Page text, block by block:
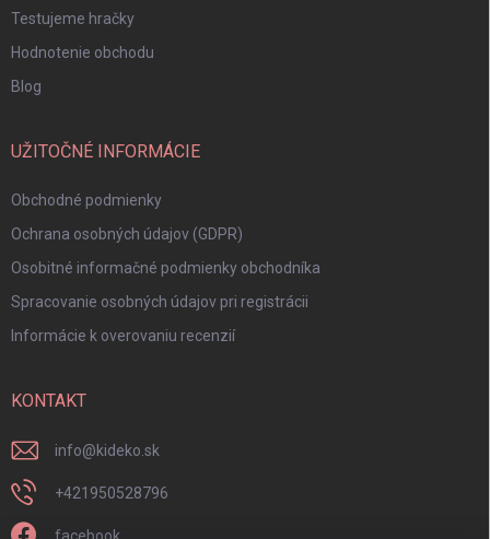
Testujeme hračky
Hodnotenie obchodu
Blog
UŽITOČNÉ INFORMÁCIE
Obchodné podmienky
Ochrana osobných údajov (GDPR)
Osobitné informačné podmienky obchodníka
Spracovanie osobných údajov pri registrácii
Informácie k overovaniu recenzií
KONTAKT
info@kideko.sk
+421950528796